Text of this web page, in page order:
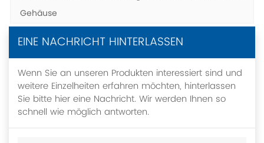
Gehäuse
EINE NACHRICHT HINTERLASSEN
Wenn Sie an unseren Produkten interessiert sind und
weitere Einzelheiten erfahren möchten, hinterlassen
Sie bitte hier eine Nachricht. Wir werden Ihnen so
schnell wie möglich antworten.